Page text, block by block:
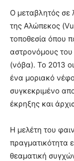
Ο μεταβλητός σε
της Αλώπεκος
τοποθεσία όπου
αστρονόμους του
(νόβα). Το 2013
ένα μοριακό
συγκεκριμένο
έκρηξης και
Η μελέτη του
πραγματικότητα
θεαματική